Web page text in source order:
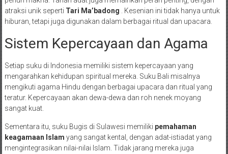
atraksi unik seperti Tari Ma’badong . Kesenian ini tidak hanya untuk
hiburan, tetapi juga digunakan dalam berbagai ritual dan upacara.
Sistem Kepercayaan dan Agama
Setiap suku di Indonesia memiliki sistem kepercayaan yang
mengarahkan kehidupan spiritual mereka. Suku Bali misalnya
mengikuti agama Hindu dengan berbagai upacara dan ritual yang
teratur. Kepercayaan akan dewa-dewa dan roh nenek moyang
sangat kuat.
Sementara itu, suku Bugis di Sulawesi memiliki pemahaman
keagamaan Islam yang sangat kental, dengan adat-istiadat yang
mengintegrasikan nilai-nilai Islam. Tidak jarang mereka juga